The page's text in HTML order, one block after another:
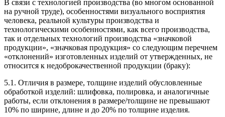
В связи с технологией производства (во многом основанной
на ручной труде), особенностями визуального восприятия
человека, реальной культуры производства и
технологическими особенностями, как всего производства,
так и отдельных технологий производства «значковой
продукции», «значковая продукция» со следующим перечнем
«отклонений» изготовленных изделий от утвержденных, не
относится к недоброкачественной продукции (браку):
5.1. Отличия в размере, толщине изделий обусловленные
обработкой изделий: шлифовка, полировка, и аналогичные
работы, если отклонения в размере/толщине не превышают
10% по ширине, длине и до 20% по толщине изделия.